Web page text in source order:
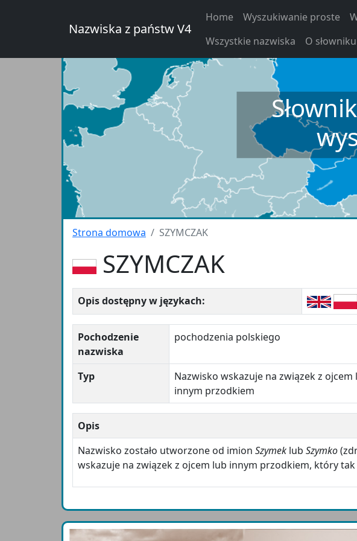
Nazwiska z państw V4
Home Wyszukiwanie proste
Wszystkie nazwiska
O słowniku
Strona domowa SZYMCZAK
SZYMCZAK
Opis dostępny w językach:
Pochodzenie
nazwiska
pochodzenia polskiego
Typ
Nazwisko wskazuje na związek z ojcem
innym przodkiem
Opis
Nazwisko zostało utworzone od imion Szymek lub Szymko
wskazuje na związek z ojcem lub innym przodkiem, który tak